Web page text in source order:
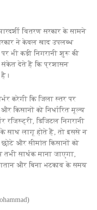
वितरण सरकार के सामने
ने केवल खाद उपलब्ध
भी कड़ी निगरानी शुरू की
देते हैं कि प्रशासन
है।
करेगी कि जिला स्तर पर
किसानों को निर्धारित मूल्य
रजिस्ट्री, डिजिटल निगरानी
के साथ लागू होते हैं, तो इससे न
और सीमांत किसानों को
तभी सार्थक माना जाएगा,
और बिना भटकाव के समय